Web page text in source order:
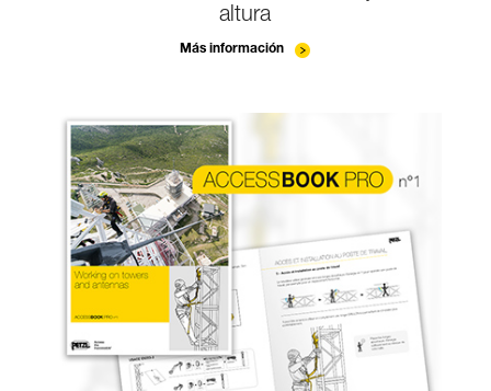
altura
Más información